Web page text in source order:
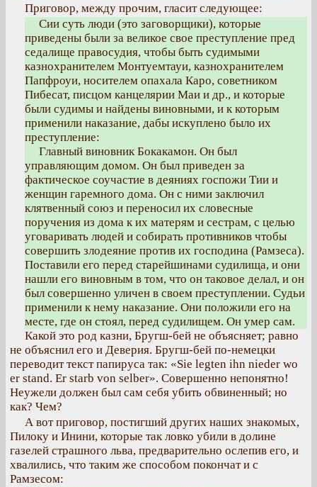
Приговор, между прочим, гласит следующее:
Сии суть люди (это заговорщики), которые
приведены были за великое свое преступление пред
седалище правосудия, чтобы быть судимыми
казнохранителем Монтуемтауи, казнохранителем
Папфроуи, носителем опахала Каро, советником
Пибесат, писцом канцелярии Маи и др., и которые
были судимы и найдены виновными, и к которым
применили наказание, дабы искуплено было их
преступление:
Главный виновник Бокакамон. Он был
управляющим домом. Он был приведен за
фактическое соучастие в деяниях госпожи Тии и
женщин гаремного дома. Он с ними заключил
клятвенный союз и переносил их словесные
поручения из дома к их матерям и сестрам, с целью
уговаривать людей и собирать противников чтобы
совершить злодеяние против их господина (Рамзеса).
Поставили его перед старейшинами судилища, и они
нашли его виновным в том, что он таковое делал, и он
был совершенно уличен в своем преступлении. Судьи
применили к нему наказание. Они положили его на
месте, где он стоял, перед судилищем. Он умер сам.
Какой это род казни, Бругш-бей не объясняет; равно
не объяснил его и Деверия. Бругш-бей по-немецки
переводит текст папируса так: «Sie legten ihn nieder wo
er stand. Er starb von selber». Совершенно непонятно!
Неужели должен был сам себя убить обвиненный; но
как? Чем?
А вот приговор, постигший других наших знакомых,
Пилоку и Инини, которые так ловко убили в долине
газелей страшного льва, предварительно ослепив его, и
хвалились, что таким же способом покончат и с
Рамзесом: